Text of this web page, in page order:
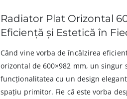
Radiator Plat Orizontal
Eficiență și Estetică în
Când vine vorba de încălzirea
orizontal de 600×982 mm, un
funcționalitatea cu un design
spațiu primitor. Fie că este vorba